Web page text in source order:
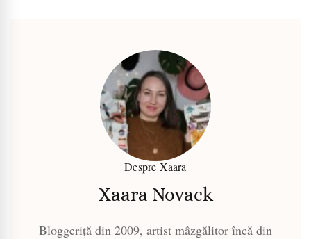
Despre Xaara
Xaara Novack
Bloggeriță din 2009, artist mâzgălitor încă din